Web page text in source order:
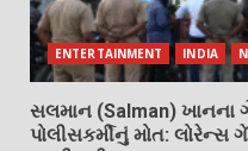
ENTERTAINMENT INDIA
સલમાન (Salman) ખાનના
પોલીસકર્મીનું મોત: લોરેન્સ